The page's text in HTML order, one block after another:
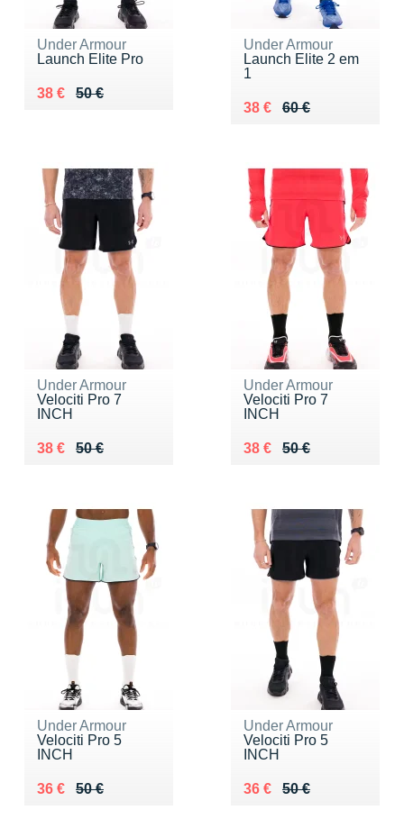
Under Armour
Launch Elite Pro
50 €
Au lieu de 50 €
38 €
Vendu 38 €
Under Armour
Launch Elite 2 em
1
60 €
Au lieu de 60 €
38 €
Vendu 38 €
Under Armour
Velociti Pro 7
INCH
50 €
Au lieu de 50 €
38 €
Vendu 38 €
Under Armour
Velociti Pro 7
INCH
50 €
Au lieu de 50 €
38 €
Vendu 38 €
Under Armour
Velociti Pro 5
INCH
50 €
Au lieu de 50 €
36 €
Vendu 36 €
Under Armour
Velociti Pro 5
INCH
50 €
Au lieu de 50 €
36 €
Vendu 36 €